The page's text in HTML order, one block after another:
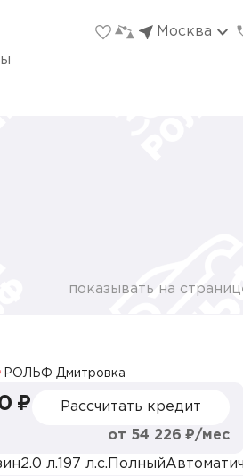
Москва
показывать на
РОЛЬФ Дмитровка
₽ Рассчитать кредит
от 54 226 ₽/мес
2.0 л. 197 л.с. Полный